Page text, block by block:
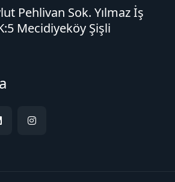
Pehlivan Sok. Yılmaz İş
Mecidiyeköy Şişli